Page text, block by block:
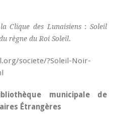
Clique des Lunaisiens:Soleil
règne du Roi Soleil.
societe/?Soleil-Noir-
municipale de
Étrangères